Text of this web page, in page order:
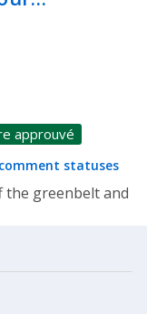
approuvé
statuses
the greenbelt and